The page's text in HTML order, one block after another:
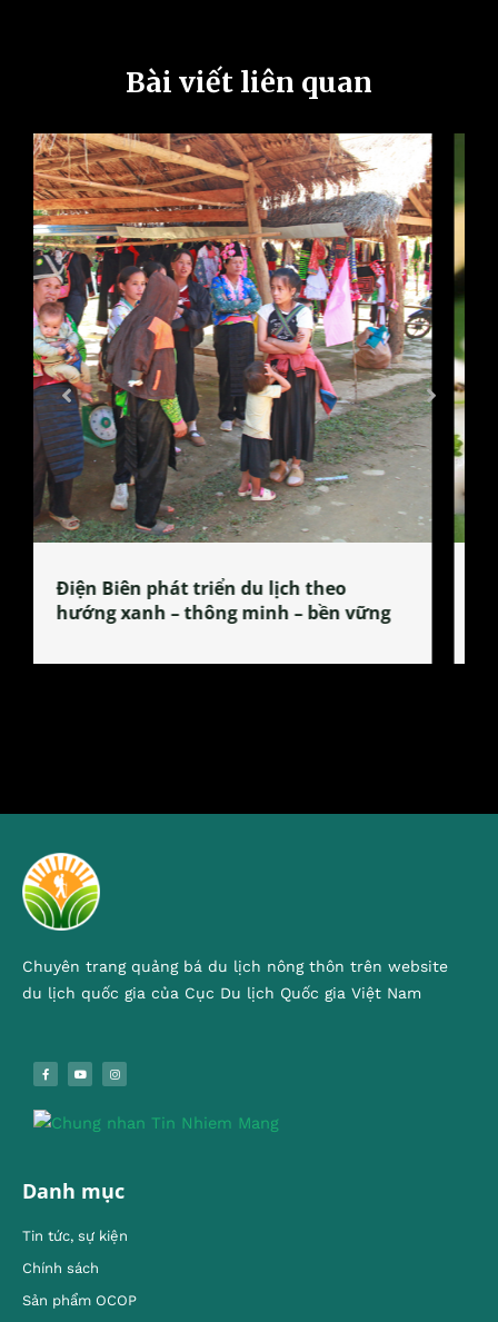
Bài viết liên quan
Làng làm bánh tẻ Phú Nhi – nơi lan
tỏa đặc sản xứ Đoài
Chuyên trang quảng bá du lịch nông thôn trên website
du lịch quốc gia của Cục Du lịch Quốc gia Việt Nam
Danh mục
Tin tức, sự kiện
Chính sách
Sản phẩm OCOP